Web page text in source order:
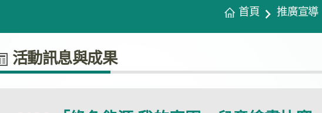
首頁 推廣宣導
活動訊息與成果